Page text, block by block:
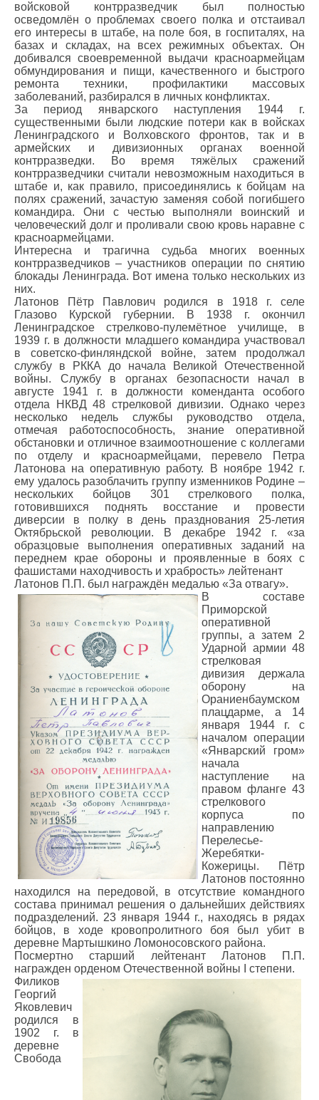
войсковой контрразведчик был полностью
осведомлён о проблемах своего полка и отстаивал
его интересы в штабе, на поле боя, в госпиталях, на
базах и складах, на всех режимных объектах. Он
добивался своевременной выдачи красноармейцам
обмундирования и пищи, качественного и быстрого
ремонта техники, профилактики массовых
заболеваний, разбирался в личных конфликтах.
За период январского наступления 1944 г.
существенными были людские потери как в войсках
Ленинградского и Волховского фронтов, так и в
армейских и дивизионных органах военной
контрразведки. Во время тяжёлых сражений
контрразведчики считали невозможным находиться в
штабе и, как правило, присоединялись к бойцам на
полях сражений, зачастую заменяя собой погибшего
командира. Они с честью выполняли воинский и
человеческий долг и проливали свою кровь наравне с
красноармейцами.
Интересна и трагична судьба многих военных
контрразведчиков – участников операции по снятию
блокады Ленинграда. Вот имена только нескольких из
них.
Латонов Пётр Павлович родился в 1918 г. селе
Глазово Курской губернии. В 1938 г. окончил
Ленинградское стрелково-пулемётное училище, в
1939 г. в должности младшего командира участвовал
в советско-финляндской войне, затем продолжал
службу в РККА до начала Великой Отечественной
войны. Службу в органах безопасности начал в
августе 1941 г. в должности коменданта особого
отдела НКВД 48 стрелковой дивизии. Однако через
несколько недель службы руководство отдела,
отмечая работоспособность, знание оперативной
обстановки и отличное взаимоотношение с коллегами
по отделу и красноармейцами, перевело Петра
Латонова на оперативную работу. В ноябре 1942 г.
ему удалось разоблачить группу изменников Родине –
нескольких бойцов 301 стрелкового полка,
готовившихся поднять восстание и провести
диверсии в полку в день празднования 25-летия
Октябрьской революции. В декабре 1942 г. «за
образцовые выполнения оперативных заданий на
переднем крае обороны и проявленные в боях с
фашистами находчивость и храбрость» лейтенант
Латонов П.П. был награждён медалью «За отвагу».
В составе
Приморской
оперативной
группы, а затем 2
Ударной армии 48
стрелковая
дивизия держала
оборону на
Ораниенбаумском
плацдарме, а 14
января 1944 г. с
началом операции
«Январский гром»
начала
наступление на
правом фланге 43
стрелкового
корпуса по
направлению
Перелесье-
Жеребятки-
Кожерицы. Пётр
Латонов постоянно
находился на передовой, в отсутствие командного
состава принимал решения о дальнейших действиях
подразделений. 23 января 1944 г., находясь в рядах
бойцов, в ходе кровопролитного боя был убит в
деревне Мартышкино Ломоносовского района.
Посмертно старший лейтенант Латонов П.П.
награжден орденом Отечественной войны I степени.
Филиков
Георгий
Яковлевич
родился в
1902 г. в
деревне
Свобода